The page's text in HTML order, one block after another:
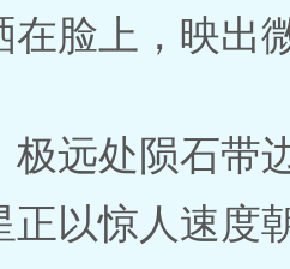
在脸上，映出
极远处陨石带
正以惊人速度